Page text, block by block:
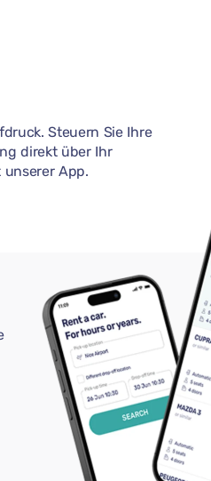
Steuern Sie Ihre
direkt über Ihr
App.